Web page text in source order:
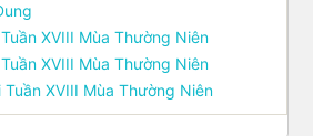
XVIII Mùa Thường Niên
XVIII Mùa Thường Niên
XVIII Mùa Thường Niên